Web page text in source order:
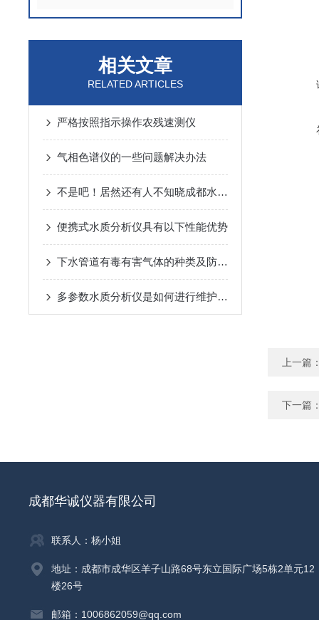
相关文章
RELATED ARTICLES
严格按照指示操作农残速测仪
气相色谱仪的一些问题解决办法
不是吧！居然还有人不知晓成都水质采样器功能的
便携式水质分析仪具有以下性能优势
下水管道有毒有害气体的种类及防护措施
多参数水质分析仪是如何进行维护的呢？
上一篇
下一篇
成都华诚仪器有限公司
联系人：杨小姐
地址：成都市成华区羊子山路68号东立国际广场5栋2单元12
楼26号
邮箱：1006862059@qq.com